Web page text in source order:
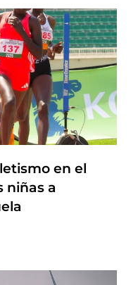
en el
niñas a